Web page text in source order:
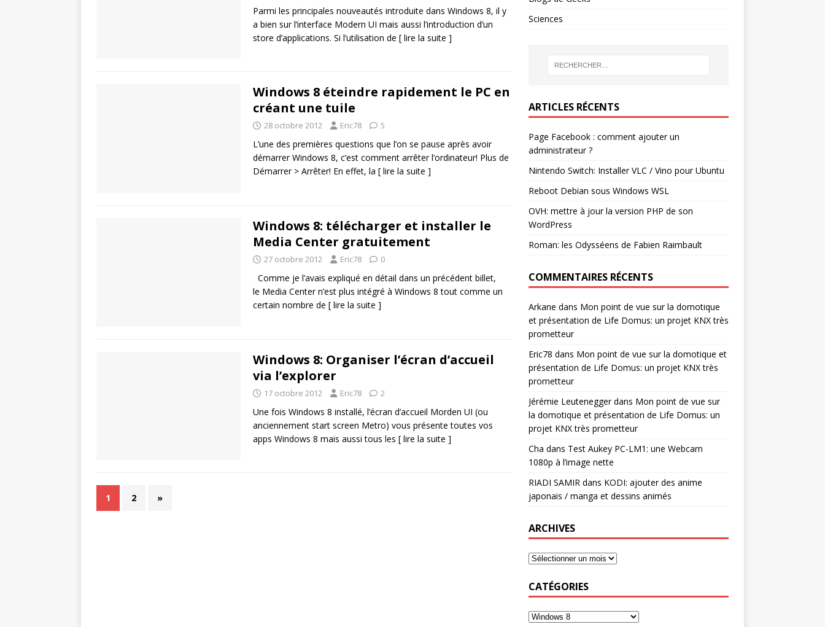
Parmi les principales nouveautés introduite dans Windows 8, il y
a bien sur l’interface Modern UI mais aussi l’introduction d’un
store d’applications. Si l’utilisation de [ lire la suite ]
Windows 8 éteindre rapidement le PC en
créant une tuile
28 octobre 2012 Eric78 5
L’une des premières questions que l’on se pause après avoir
démarrer Windows 8, c’est comment arrêter l’ordinateur! Plus de
Démarrer > Arrêter! En effet, la [ lire la suite ]
Windows 8: télécharger et installer le
Media Center gratuitement
27 octobre 2012 Eric78 0
Comme je l’avais expliqué en détail dans un précédent billet,
le Media Center n’est plus intégré à Windows 8 tout comme un
certain nombre de [ lire la suite ]
Windows 8: Organiser l’écran d’accueil
via l’explorer
17 octobre 2012 Eric78 2
Une fois Windows 8 installé, l’écran d’accueil Morden UI (ou
anciennement start screen Metro) vous présente toutes vos
apps Windows 8 mais aussi tous les [ lire la suite ]
1 2 »
Sciences
ARTICLES RÉCENTS
Page Facebook : comment ajouter un
administrateur ?
Nintendo Switch: Installer VLC / Vino pour Ubuntu
Reboot Debian sous Windows WSL
OVH: mettre à jour la version PHP de son
WordPress
Roman: les Odysséens de Fabien Raimbault
COMMENTAIRES RÉCENTS
Arkane dans Mon point de vue sur la domotique
et présentation de Life Domus: un projet KNX très
prometteur
Eric78 dans Mon point de vue sur la domotique et
présentation de Life Domus: un projet KNX très
prometteur
Jérémie Leuteneggerdans Mon point de vue sur
la domotique et présentation de Life Domus: un
projet KNX très prometteur
Cha dans Test Aukey PC-LM1: une Webcam
1080p à l’image nette
RIADI SAMIRdans KODI: ajouter des anime
japonais / manga et dessins animés
ARCHIVES
CATÉGORIES